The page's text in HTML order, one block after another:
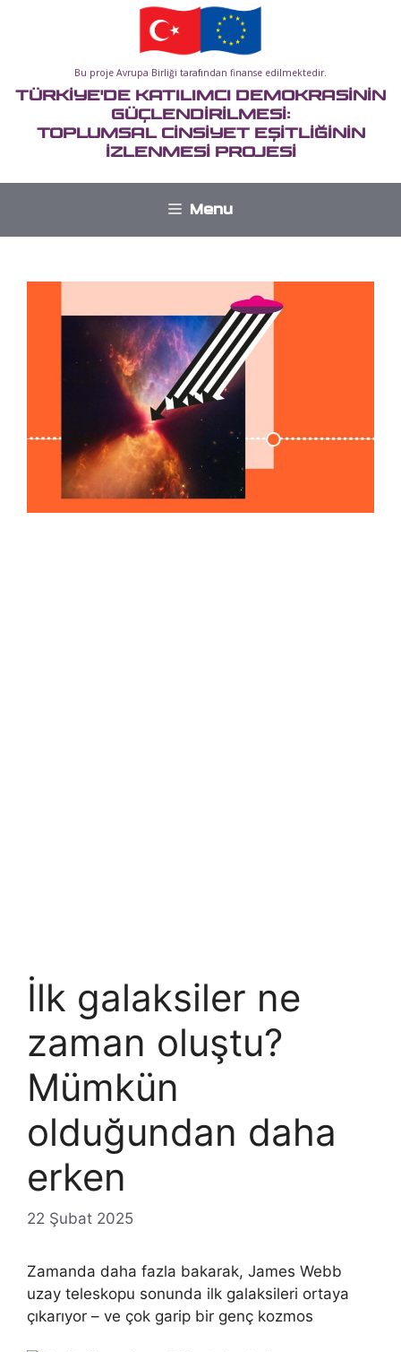
Bu proje Avrupa Birliği tarafından finanse edilmektedir.
TÜRKİYE'DE KATILIMCI DEMOKRASİNİN
GÜÇLENDİRİLMESİ:
TOPLUMSAL CİNSİYET EŞİTLİĞİNİN
İZLENMESİ PROJESİ
Menu
İlk galaksiler ne
zaman oluştu?
Mümkün
olduğundan daha
erken
22 Şubat 2025
Zamanda daha fazla bakarak, James Webb
uzay teleskopu sonunda ilk galaksileri ortaya
çıkarıyor – ve çok garip bir genç kozmos